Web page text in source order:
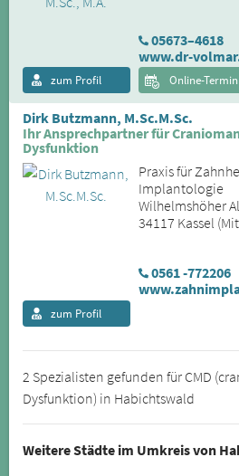
05673–4618
www.dr-
zum Profil Online-Termin
Dirk Butzmann, M.Sc.M.Sc.
Ihr Ansprechpartner für
Dysfunktion
Praxis für
Implantologie
Wilhelmshöher
34117 Kassel
0561 -772206
zum Profil
2 Spezialisten gefunden für CMD
Dysfunktion) in Habichtswald
Weitere Städte im Umkreis von